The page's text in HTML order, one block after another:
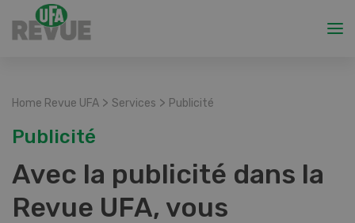
Home Revue UFA > Services > Publicité
Publicité
Avec la publicité dans la
Revue UFA, vous